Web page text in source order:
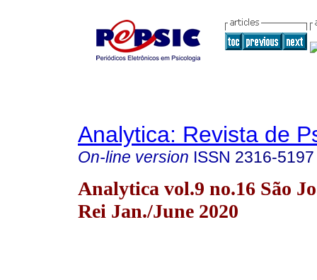
Analytica: Revista de
On-line version ISSN 2316-5197
Analytica vol.9 no.16 São
Rei Jan./June 2020